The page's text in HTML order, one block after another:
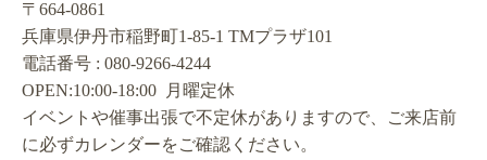
〒664-0861
兵庫県伊丹市稲野町1-85-1 TMプラザ101
電話番号 : 080-9266-4244
OPEN:10:00-18:00 月曜定休
イベントや催事出張で不定休がありますので、ご来店前
に必ずカレンダーをご確認ください。